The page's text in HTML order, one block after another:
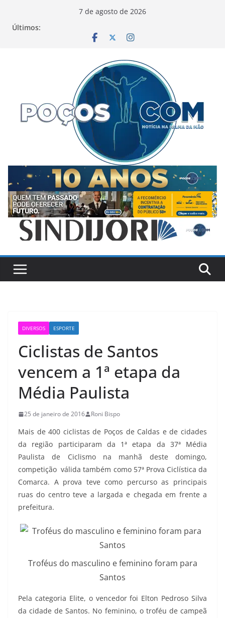
7 de agosto de 2026
Últimos:
DIVERSOS ESPORTE
Ciclistas de Santos
vencem a 1ª etapa da
Média Paulista
25 de janeiro de 2016 Roni Bispo
Mais de 400 ciclistas de Poços de Caldas e de cidades
da região participaram da 1ª etapa da 37ª Média
Paulista de Ciclismo na manhã deste domingo,
competição válida também como 57ª Prova Ciclística da
Comarca. A prova teve como percurso as principais
ruas do centro teve a largada e chegada em frente a
prefeitura.
Troféus do masculino e feminino foram para
Santos
Pela categoria Elite, o vencedor foi Elton Pedroso Silva
da cidade de Santos. No feminino, o troféu de campeã